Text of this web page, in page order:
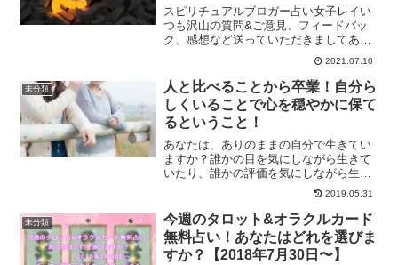
スピリチュアルブロガー占い女子レイい
つも沢山の質問&ご意見、フィードバッ
ク、感想など送っていただきましてあり
がとうございます。このようにご意見を
いただけること、感謝しかありません。
今回は、希望コンテンツフォームにご意
見を頂いた方への回答をこ...
2021.07.10
未分類
人と比べることから卒業！自分ら
しくいることで心を穏やかに保て
るということ！
あなたは、ありのままの自分で生きてい
ますか？誰かの目を気にしながら生きて
いたり、誰かの評価を気にしながら生き
ていると疲れてしまいます。人と比べる
ことから卒業し、自分らしい人生を歩ん
でみませんか？そうすることで、心を穏
やかに保つことができます。
2019.05.31
未分類
今週のタロット&オラクルカード
無料占い！あなたはどれを選びま
すか？【2018年7月30日〜】